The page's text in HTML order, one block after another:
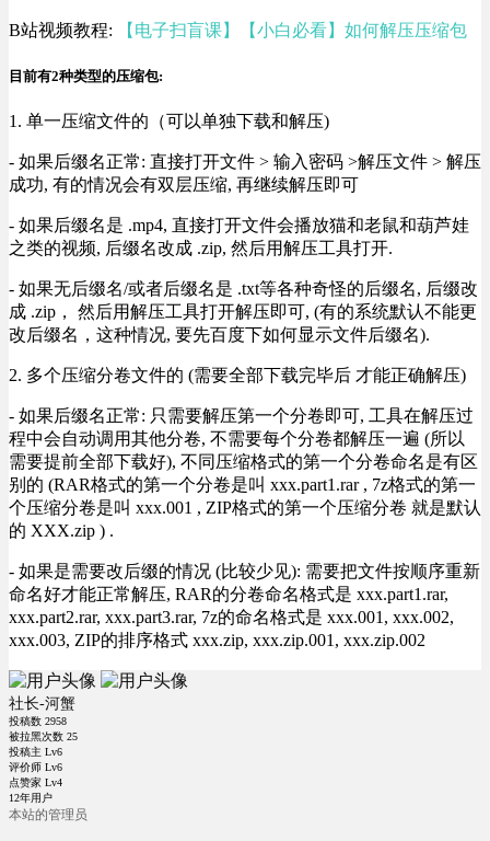
B站视频教程: 【电子扫盲课】【小白必看】如何解压压缩包
目前有2种类型的压缩包:
1. 单一压缩文件的（可以单独下载和解压)
- 如果后缀名正常: 直接打开文件 > 输入密码 >解压文件 > 解压
成功, 有的情况会有双层压缩, 再继续解压即可
- 如果后缀名是 .mp4, 直接打开文件会播放猫和老鼠和葫芦娃
之类的视频, 后缀名改成 .zip, 然后用解压工具打开.
- 如果无后缀名/或者后缀名是 .txt等各种奇怪的后缀名, 后缀改
成 .zip， 然后用解压工具打开解压即可, (有的系统默认不能更
改后缀名，这种情况, 要先百度下如何显示文件后缀名).
2. 多个压缩分卷文件的 (需要全部下载完毕后 才能正确解压)
- 如果后缀名正常: 只需要解压第一个分卷即可, 工具在解压过
程中会自动调用其他分卷, 不需要每个分卷都解压一遍 (所以
需要提前全部下载好), 不同压缩格式的第一个分卷命名是有区
别的 (RAR格式的第一个分卷是叫 xxx.part1.rar , 7z格式的第一
个压缩分卷是叫 xxx.001 , ZIP格式的第一个压缩分卷 就是默认
的 XXX.zip ) .
- 如果是需要改后缀的情况 (比较少见): 需要把文件按顺序重新
命名好才能正常解压, RAR的分卷命名格式是 xxx.part1.rar,
xxx.part2.rar, xxx.part3.rar, 7z的命名格式是 xxx.001, xxx.002,
xxx.003, ZIP的排序格式 xxx.zip, xxx.zip.001, xxx.zip.002
社长-河蟹
投稿数 2958
被拉黑次数 25
投稿主 Lv6
评价师 Lv6
点赞家 Lv4
12年用户
本站的管理员